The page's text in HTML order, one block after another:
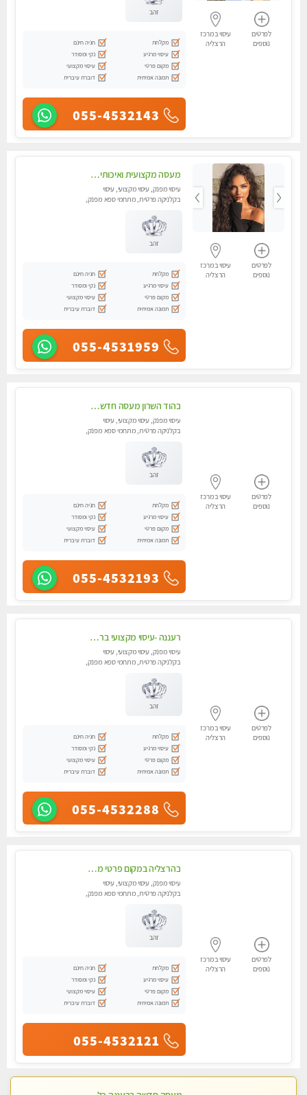
לפרטים
נוספים
עיסוי במרכז
הרצליה
זהב
מקלחת
חניה חינם
עיסוי מרגיע
נקי ומסודר
מקום פרטי
עיסוי מקצועי
תמונה אמיתית
דוברת עיברית
055-4532143
לפרטים
נוספים
עיסוי במרכז
הרצליה
מעסה מקצועית ואיכותית פרטי!! אירוח ברמה אחרת ...כולל שתיה חמה/קרה + בקבוק מים
עיסוי מפנק, עיסוי מקצועי, עיסוי
בקלניקה פרטית, מתחמי ספא מפנק,
זהב
מקלחת
חניה חינם
עיסוי מרגיע
נקי ומסודר
מקום פרטי
עיסוי מקצועי
תמונה אמיתית
דוברת עיברית
055-4531959
לפרטים
נוספים
עיסוי במרכז
הרצליה
בהוד השרון מעסה חדשה ואיכותית לעיסוי מרגיע ומפנק VIP-מומלץ לחלוטין! פרטי! ​​​​​​ Highly recommended
עיסוי מפנק, עיסוי מקצועי, עיסוי
בקלניקה פרטית, מתחמי ספא מפנק,
זהב
מקלחת
חניה חינם
עיסוי מרגיע
נקי ומסודר
מקום פרטי
עיסוי מקצועי
תמונה אמיתית
דוברת עיברית
055-4532193
לפרטים
נוספים
עיסוי במרכז
הרצליה
רעננה -עיסוי מקצועי ברעננה טיפול שמשלב טיפוח ומרפא, עיסוי נדיר ייחודי
עיסוי מפנק, עיסוי מקצועי, עיסוי
בקלניקה פרטית, מתחמי ספא מפנק,
זהב
מקלחת
חניה חינם
עיסוי מרגיע
נקי ומסודר
מקום פרטי
עיסוי מקצועי
תמונה אמיתית
דוברת עיברית
055-4532288
לפרטים
נוספים
עיסוי במרכז
הרצליה
בהרצליה במקום פרטי מסאז' איכותי ביותר ומפנק - לרציניים בלבד,עיסוי מרגיע מאוד.
עיסוי מפנק, עיסוי מקצועי, עיסוי
בקלניקה פרטית, מתחמי ספא מפנק,
זהב
מקלחת
חניה חינם
עיסוי מרגיע
נקי ומסודר
מקום פרטי
עיסוי מקצועי
תמונה אמיתית
דוברת עיברית
055-4532121